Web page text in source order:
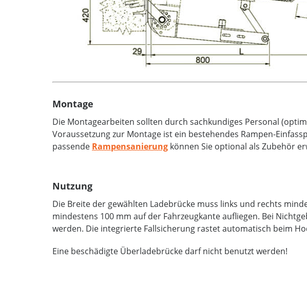
Montage
Die Montagearbeiten sollten durch sachkundiges Personal
Voraussetzung zur Montage ist ein bestehendes Rampen-
passende Rampensanierung können Sie optional als Zubehör
Nutzung
Die Breite der gewählten Ladebrücke muss links und rechts
mindestens 100 mm auf der Fahrzeugkante aufliegen. Bei
werden. Die integrierte Fallsicherung rastet automatisch beim
Eine beschädigte Überladebrücke darf nicht benutzt werden!